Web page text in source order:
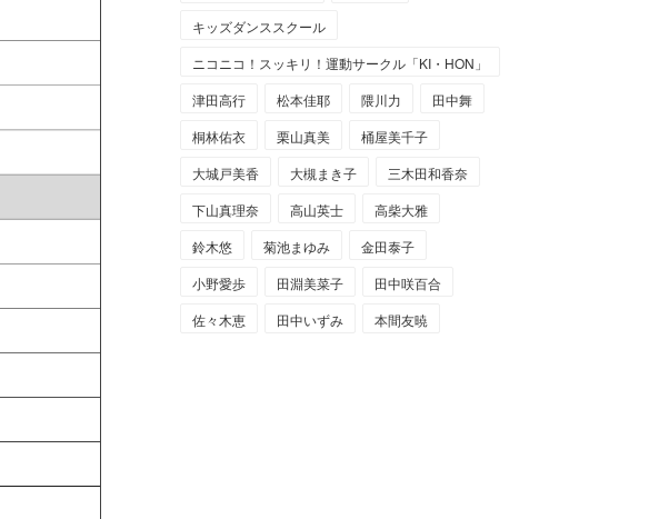
キッズダンススクール
ニコニコ！スッキリ！運動サークル「KI・HON」
津田高行
松本佳耶 隈川力
田中舞
桐林佑衣
栗山真美
桶屋美千子
大城戸美香
大槻まき子
三木田和香奈
下山真理奈
高山英士
高柴大雅
鈴木悠
菊池まゆみ
金田泰子
小野愛歩
田淵美菜子
田中咲百合
佐々木恵
田中いずみ 本間友暁